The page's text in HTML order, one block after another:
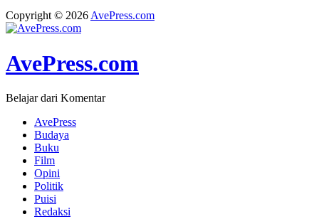
Copyright © 2026 AvePress.com
AvePress.com
Belajar dari Komentar
AvePress
Budaya
Buku
Film
Opini
Politik
Puisi
Redaksi